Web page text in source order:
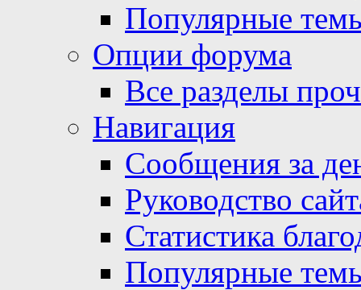
Популярные
Опции форума
Все разделы
Навигация
Сообщения за
Руководство
Статистика
Популярные